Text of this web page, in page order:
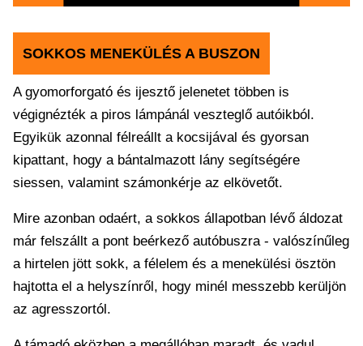
SOKKOS MENEKÜLÉS A BUSZON
A gyomorforgató és ijesztő jelenetet többen is
végignézték a piros lámpánál veszteglő autóikból.
Egyikük azonnal félreállt a kocsijával és gyorsan
kipattant, hogy a bántalmazott lány segítségére
siessen, valamint számonkérje az elkövetőt.
Mire azonban odaért, a sokkos állapotban lévő áldozat
már felszállt a pont beérkező autóbuszra - valószínűleg
a hirtelen jött sokk, a félelem és a menekülési ösztön
hajtotta el a helyszínről, hogy minél messzebb kerüljön
az agresszortól.